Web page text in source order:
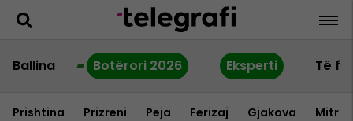
Ballina Botërori 2026 Eksperti Të
Prishtina Prizreni Peja Ferizaj Gjakova